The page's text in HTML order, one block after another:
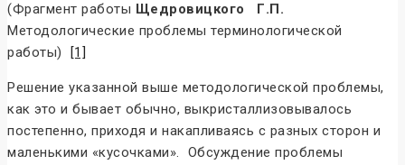
(Фрагмент работы Щедровицкого Г.П.
Методологические проблемы терминологической
работы)
[1]
Решение указанной выше методологической проблемы,
как это и бывает обычно, выкристаллизовывалось
постепенно, приходя и накапливаясь с разных сторон и
маленькими «кусочками». Обсуждение проблемы